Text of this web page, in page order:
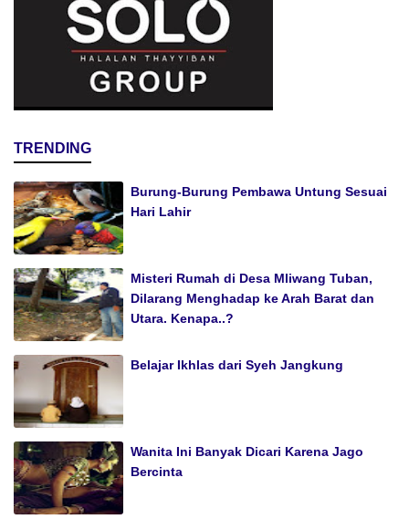
TRENDING
Burung-Burung Pembawa Untung Sesuai
Hari Lahir
Misteri Rumah di Desa Mliwang Tuban,
Dilarang Menghadap ke Arah Barat dan
Utara. Kenapa..?
Belajar Ikhlas dari Syeh Jangkung
Wanita Ini Banyak Dicari Karena Jago
Bercinta